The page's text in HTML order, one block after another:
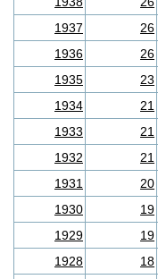
1937
26
1936
26
1935
23
1934
21
1933
21
1932
21
1931
20
1930
19
1929
19
1928
18